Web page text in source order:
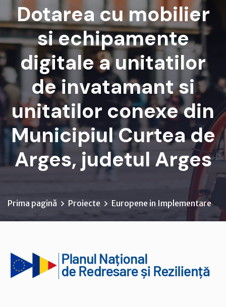
Dotarea cu mobilier
si echipamente
digitale a unitatilor
de invatamant si
unitatilor conexe din
Municipiul Curtea de
Arges, judetul Arges
Prima pagină Proiecte Europene in Implementare